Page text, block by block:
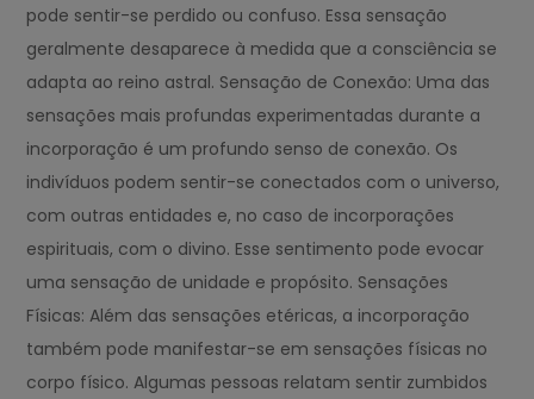
pode sentir-se perdido ou confuso. Essa sensação
geralmente desaparece à medida que a consciência se
adapta ao reino astral. Sensação de Conexão: Uma das
sensações mais profundas experimentadas durante a
incorporação é um profundo senso de conexão. Os
indivíduos podem sentir-se conectados com o universo,
com outras entidades e, no caso de incorporações
espirituais, com o divino. Esse sentimento pode evocar
uma sensação de unidade e propósito. Sensações
Físicas: Além das sensações etéricas, a incorporação
também pode manifestar-se em sensações físicas no
corpo físico. Algumas pessoas relatam sentir zumbidos